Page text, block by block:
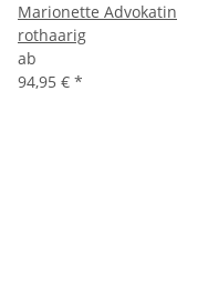
Marionette Advokatin
rothaarig
ab
94,95 € *